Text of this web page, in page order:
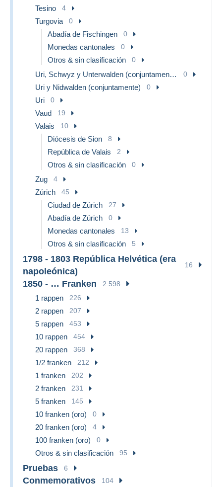
Tesino 4
Turgovia 0
Abadía de Fischingen 0
Monedas cantonales 0
Otros & sin clasificación 0
Uri, Schwyz y Unterwalden (conjuntamente) 0
Uri y Nidwalden (conjuntamente) 0
Uri 0
Vaud 19
Valais 10
Diócesis de Sion 8
República de Valais 2
Otros & sin clasificación 0
Zug 4
Zúrich 45
Ciudad de Zúrich 27
Abadía de Zúrich 0
Monedas cantonales 13
Otros & sin clasificación 5
1798 - 1803 República Helvética (era
napoleónica)
16
1850 - … Franken 2.598
1 rappen 226
2 rappen 207
5 rappen 453
10 rappen 454
20 rappen 368
1/2 franken 212
1 franken 202
2 franken 231
5 franken 145
10 franken (oro) 0
20 franken (oro) 4
100 franken (oro) 0
Otros & sin clasificación 95
Pruebas 6
Conmemorativos 104